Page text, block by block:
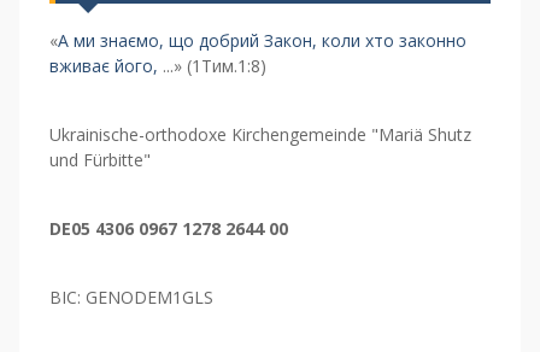
«А ми знаємо, що добрий Закон, коли хто законно
вживає його, ...» (1Тим.1:8)
Ukrainische-orthodoxe Kirchengemeinde "Mariä Shutz
und Fürbitte"
DE05 4306 0967 1278 2644 00
BIC: GENODEM1GLS